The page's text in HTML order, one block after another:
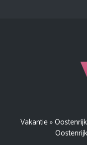
Vakantie»Oostenrijk
Oostenrijk